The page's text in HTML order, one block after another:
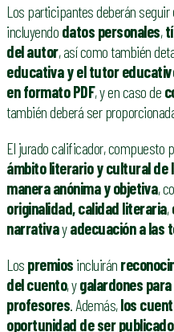
Los participantes deberán seguir
incluyendo datos personales,
del autor, así como también
educativa y el tutor
en formato PDF, y en caso de
también deberá ser
El jurado calificador, compuesto
ámbito literario y cultural de
manera anónima y objetiva,
originalidad,calidad literaria,
narrativayadecuación a las
Los premios incluirán
del cuento, ygalardones
profesores . Además,los
oportunidad de ser